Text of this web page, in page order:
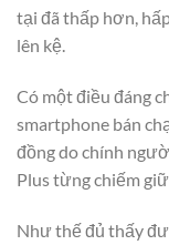
tại đã thấp hơn,
lên kệ.
Có một điều đáng
smartphone bán
đồng do chính
Plus từng chiếm
Như thế đủ thấy